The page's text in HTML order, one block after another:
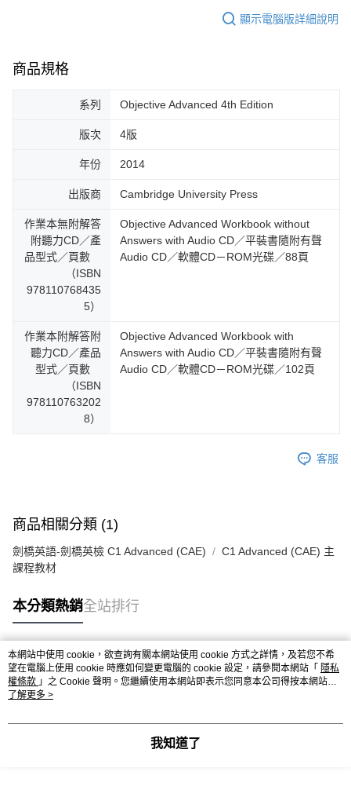
顯示電腦版詳細說明
商品規格
系列 Objective Advanced 4th Edition
版次 4版
年份 2014
出版商 Cambridge University Press
作業本無附解答
附聽力CD／產
品型式／頁數
（ISBN
978110768435
5）
Objective Advanced Workbook without
Answers with Audio CD／平裝書隨附有聲
Audio CD／軟體CD－ROM光碟／88頁
作業本附解答附
聽力CD／產品
型式／頁數
（ISBN
978110763202
8）
Objective Advanced Workbook with
Answers with Audio CD／平裝書隨附有聲
Audio CD／軟體CD－ROM光碟／102頁
客服
商品相關分類 (1)
劍橋英語-劍橋英檢 C1 Advanced (CAE)
C1 Advanced (CAE) 主
課程教材
本分類熱銷全站排行
熱門標籤
本網站中使用 cookie，欲查詢有關本網站使用 cookie 方式之詳情，及若您不希
望在電腦上使用 cookie 時應如何變更電腦的 cookie 設定，請參閱本網站「 隱私
權條款 」之 Cookie 聲明。您繼續使用本網站即表示您同意本公司得按本網站使
用條款之 Cookie 聲明使用 cookie。
了解更多 >
我知道了